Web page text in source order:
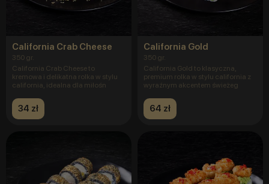
California Crab Cheese
350 gr.
California Crab Cheese to
kremowa i delikatna rolka w stylu
california, idealna dla miłośn
34 zł
California Gold
350 gr.
California Gold to klasyczna,
premium rolka w stylu california z
wyraźnym akcentem świeżeg
64 zł